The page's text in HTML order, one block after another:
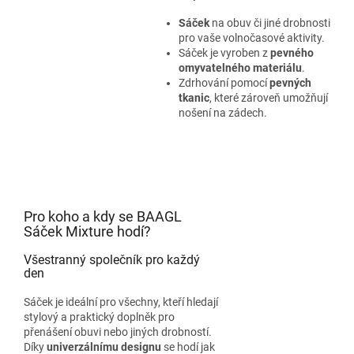
Sáčekna obuv či jiné drobnosti
pro vaše volnočasové aktivity.
Sáček je vyroben zpevného
omyvatelného materiálu.
Zdrhování pomocípevných
tkanic, které zároveň umožňují
nošení na zádech.
Pro koho a kdy se BAAGL
Sáček Mixture hodí?
Všestranný společník pro každý
den
Sáček je ideální pro všechny, kteří hledají
stylový a praktický doplněk pro
přenášení obuvi nebo jiných drobností.
Díkyuniverzálnímu designu se hodí jak